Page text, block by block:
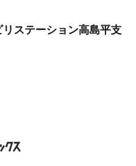
ステーション高島平支